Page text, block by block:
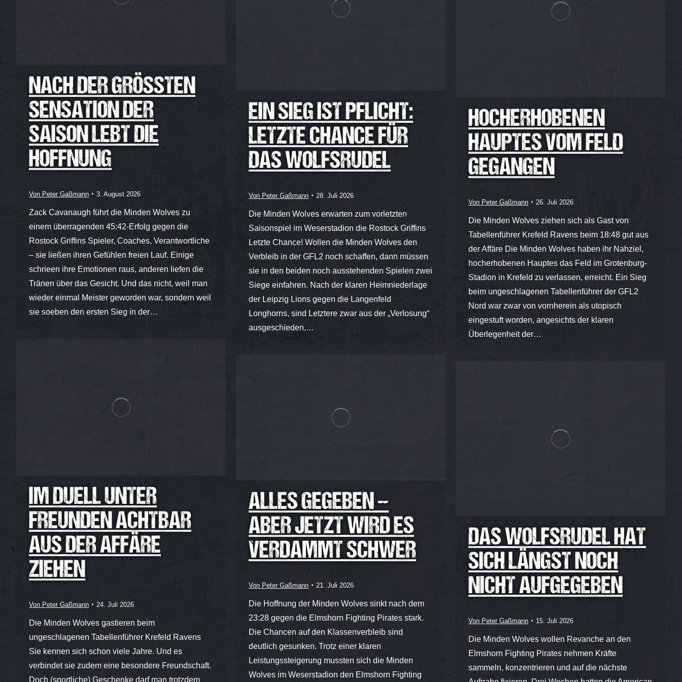
NACH DER GRÖSSTEN S
ENSATION DER S
AISON LEBT DIE H
OFFNUNG
Von Peter Gaßmann 3. August 2026
Zack Cavanaugh führt die Minden Wolves zu
einem überragenden 45:42-Erfolg gegen die
Rostock Griffins Spieler, Coaches, Verantwortliche
– sie ließen ihren Gefühlen freien Lauf. Einige
schrieen ihre Emotionen raus, anderen liefen die
Tränen über das Gesicht. Und das nicht, weil man
wieder einmal Meister geworden war, sondern weil
sie soeben den ersten Sieg in der…
EIN SIEG IST PFLICHT:
LETZTE CHANCE FÜR
DAS WOLFSRUDEL
Von Peter Gaßmann 28. Juli 2026
Die Minden Wolves erwarten zum vorletzten
Saisonspiel im Weserstadion die Rostock Griffins
Letzte Chance! Wollen die Minden Wolves den
Verbleib in der GFL2 noch schaffen, dann müssen
sie in den beiden noch ausstehenden Spielen zwei
Siege einfahren. Nach der klaren Heimniederlage
der Leipzig Lions gegen die Langenfeld
Longhorns, sind Letztere zwar aus der „Verlosung“
ausgeschieden,…
HOCHERHOBENEN
HAUPTES VOM FELD
GEGANGEN
Von Peter Gaßmann 26. Juli 2026
Die Minden Wolves ziehen sich als Gast von
Tabellenführer Krefeld Ravens beim 18:48 gut aus
der Affäre Die Minden Wolves haben ihr Nahziel,
hocherhobenen Hauptes das Feld im Grotenburg-
Stadion in Krefeld zu verlassen, erreicht. Ein Sieg
beim ungeschlagenen Tabellenführer der GFL2
Nord war zwar von vornherein als utopisch
eingestuft worden, angesichts der klaren
Überlegenheit der…
IM DUELL UNTER
FREUNDEN ACHTBAR
AUS DER AFFÄRE
ZIEHEN
Von Peter Gaßmann 24. Juli 2026
Die Minden Wolves gastieren beim
ungeschlagenen Tabellenführer Krefeld Ravens
Sie kennen sich schon viele Jahre. Und es
verbindet sie zudem eine besondere Freundschaft.
Doch (sportliche) Geschenke darf man trotzdem
ALLES GEGEBEN –
ABER JETZT WIRD ES
VERDAMMT SCHWER
Von Peter Gaßmann 21. Juli 2026
Die Hoffnung der Minden Wolves sinkt nach dem
23:28 gegen die Elmshorn Fighting Pirates stark.
Die Chancen auf den Klassenverbleib sind
deutlich gesunken. Trotz einer klaren
Leistungssteigerung mussten sich die Minden
Wolves im Weserstadion den Elmshorn Fighting
DAS WOLFSRUDEL HAT
SICH LÄNGST NOCH
NICHT AUFGEGEBEN
Von Peter Gaßmann 15. Juli 2026
Die Minden Wolves wollen Revanche an den
Elmshorn Fighting Pirates nehmen Kräfte
sammeln, konzentrieren und auf die nächste